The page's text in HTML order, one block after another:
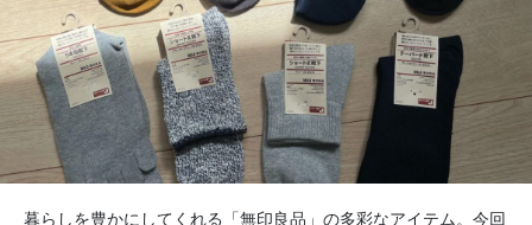
暮らしを豊かにしてくれる「無印良品」の多彩なアイテム。今回